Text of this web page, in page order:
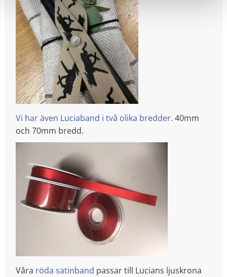
Vi har även Luciaband i två olika bredder. 40mm
och 70mm bredd.
Våra röda satinband passar till Lucians ljuskrona